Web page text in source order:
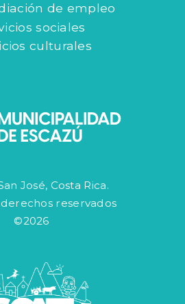
de empleo
sociales
culturales
José, Costa Rica.
reservados
©2026